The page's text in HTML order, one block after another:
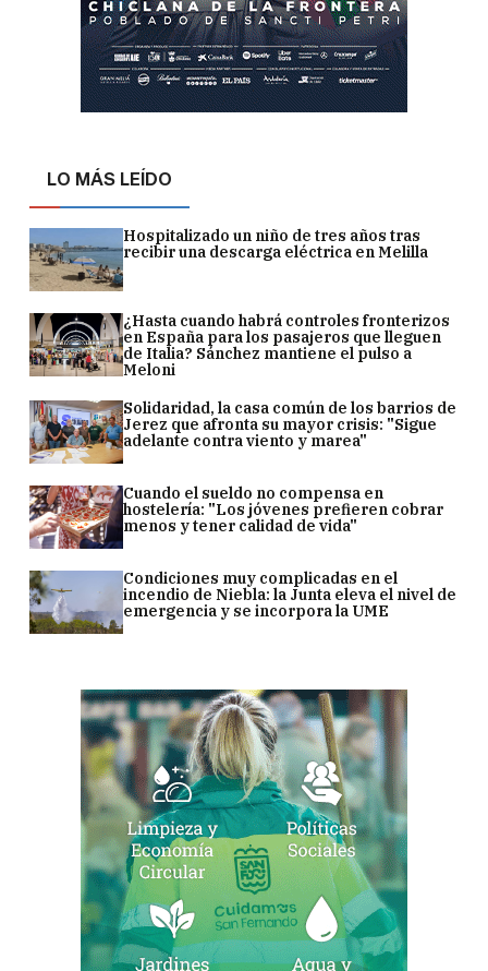
LO MÁS LEÍDO
Hospitalizado un niño de tres años tras
recibir una descarga eléctrica en Melilla
¿Hasta cuando habrá controles fronterizos
en España para los pasajeros que lleguen
de Italia? Sánchez mantiene el pulso a
Meloni
Solidaridad, la casa común de los barrios de
Jerez que afronta su mayor crisis: "Sigue
adelante contra viento y marea"
Cuando el sueldo no compensa en
hostelería: "Los jóvenes prefieren cobrar
menos y tener calidad de vida"
Condiciones muy complicadas en el
incendio de Niebla: la Junta eleva el nivel de
emergencia y se incorpora la UME